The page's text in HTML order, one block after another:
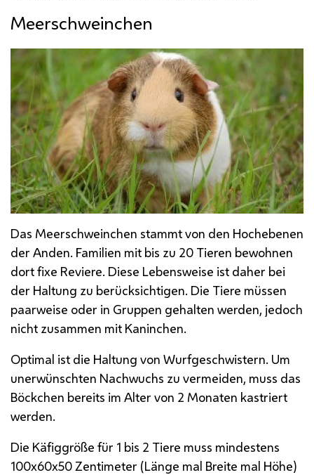
Meerschweinchen
Das Meerschweinchen stammt von den Hochebenen
der Anden. Familien mit bis zu 20 Tieren bewohnen
dort fixe Reviere. Diese Lebensweise ist daher bei
der Haltung zu berücksichtigen. Die Tiere müssen
paarweise oder in Gruppen gehalten werden, jedoch
nicht zusammen mit Kaninchen.
Optimal ist die Haltung von Wurfgeschwistern. Um
unerwünschten Nachwuchs zu vermeiden, muss das
Böckchen bereits im Alter von 2 Monaten kastriert
werden.
Die Käfiggröße für 1 bis 2 Tiere muss mindestens
100x60x50 Zentimeter (Länge mal Breite mal Höhe)